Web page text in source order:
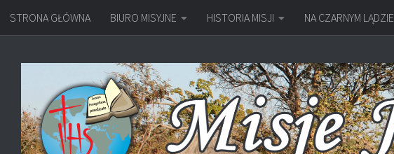
Przejdź do treści
STRONA GŁÓWNA BIURO MISYJNE HISTORIA MISJI NA CZARNYM LĄDZIE